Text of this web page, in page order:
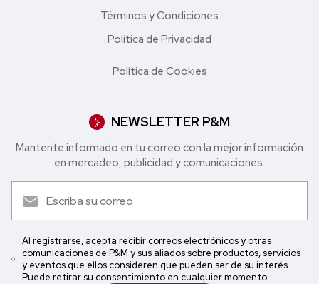
Términos y Condiciones
Política de Privacidad
Política de Cookies
NEWSLETTER P&M
Mantente informado en tu correo con la mejor in formación
en mercadeo, publicidad y comunicaciones.
Al registrarse, acepta recibir correos electrónicos y otras
comunicaciones de P&M y sus aliados sobre productos, servicios
y eventos que ellos consideren que pueden ser de su interés.
Puede retirar su consentimiento en cualquier momento